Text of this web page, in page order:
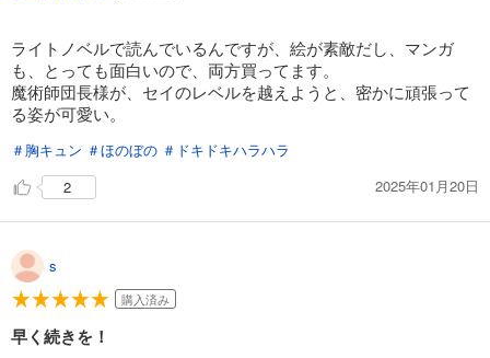
ライトノベルで読んでいるんですが、絵が素敵だし、マンガ
も、とっても面白いので、両方買ってます。
魔術師団長様が、セイのレベルを越えようと、密かに頑張って
る姿が可愛い。
＃胸キュン ＃ほのぼの ＃ドキドキハラハラ
2
2025年01月20日
s
購入済み
早く続きを！